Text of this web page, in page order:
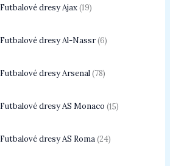
Futbalové dresy Ajax 19
Futbalové dresy Al-Nassr 6
Futbalové dresy Arsenal 78
Futbalové dresy AS Monaco 15
Futbalové dresy AS Roma 24